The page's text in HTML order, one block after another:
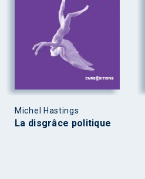
Michel Hastings
La disgrâce politique